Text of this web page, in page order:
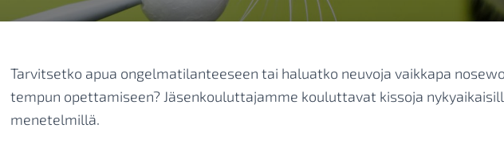
Tarvitsetko apua ongelmatilanteeseen tai haluatko neuvoja vaikkapa
tempun opettamiseen? Jäsenkouluttajamme kouluttavat kissoja
menetelmillä.